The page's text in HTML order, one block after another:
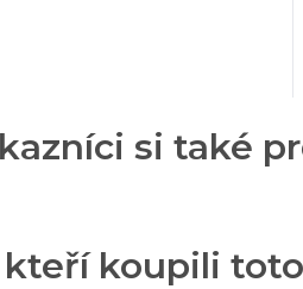
si také
koupili